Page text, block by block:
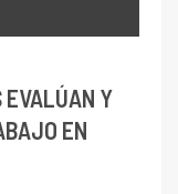
EVALÚAN Y
EN